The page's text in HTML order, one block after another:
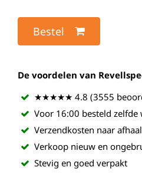
Bestel
De voordelen van
★★★★★ 4.8 (3555
Voor 16:00 besteld
Verzendkosten naar
Verkoop nieuw en
Stevig en goed verpakt